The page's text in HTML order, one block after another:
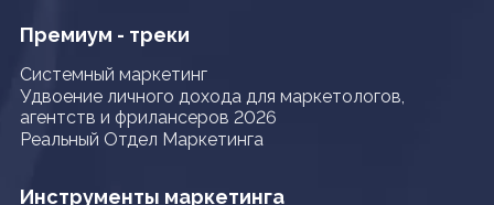
Премиум - треки
Системный маркетинг
Удвоение личного дохода для маркетологов,
агентств и фрилансеров 2026
Реальный Отдел Маркетинга
Инструменты маркетинга